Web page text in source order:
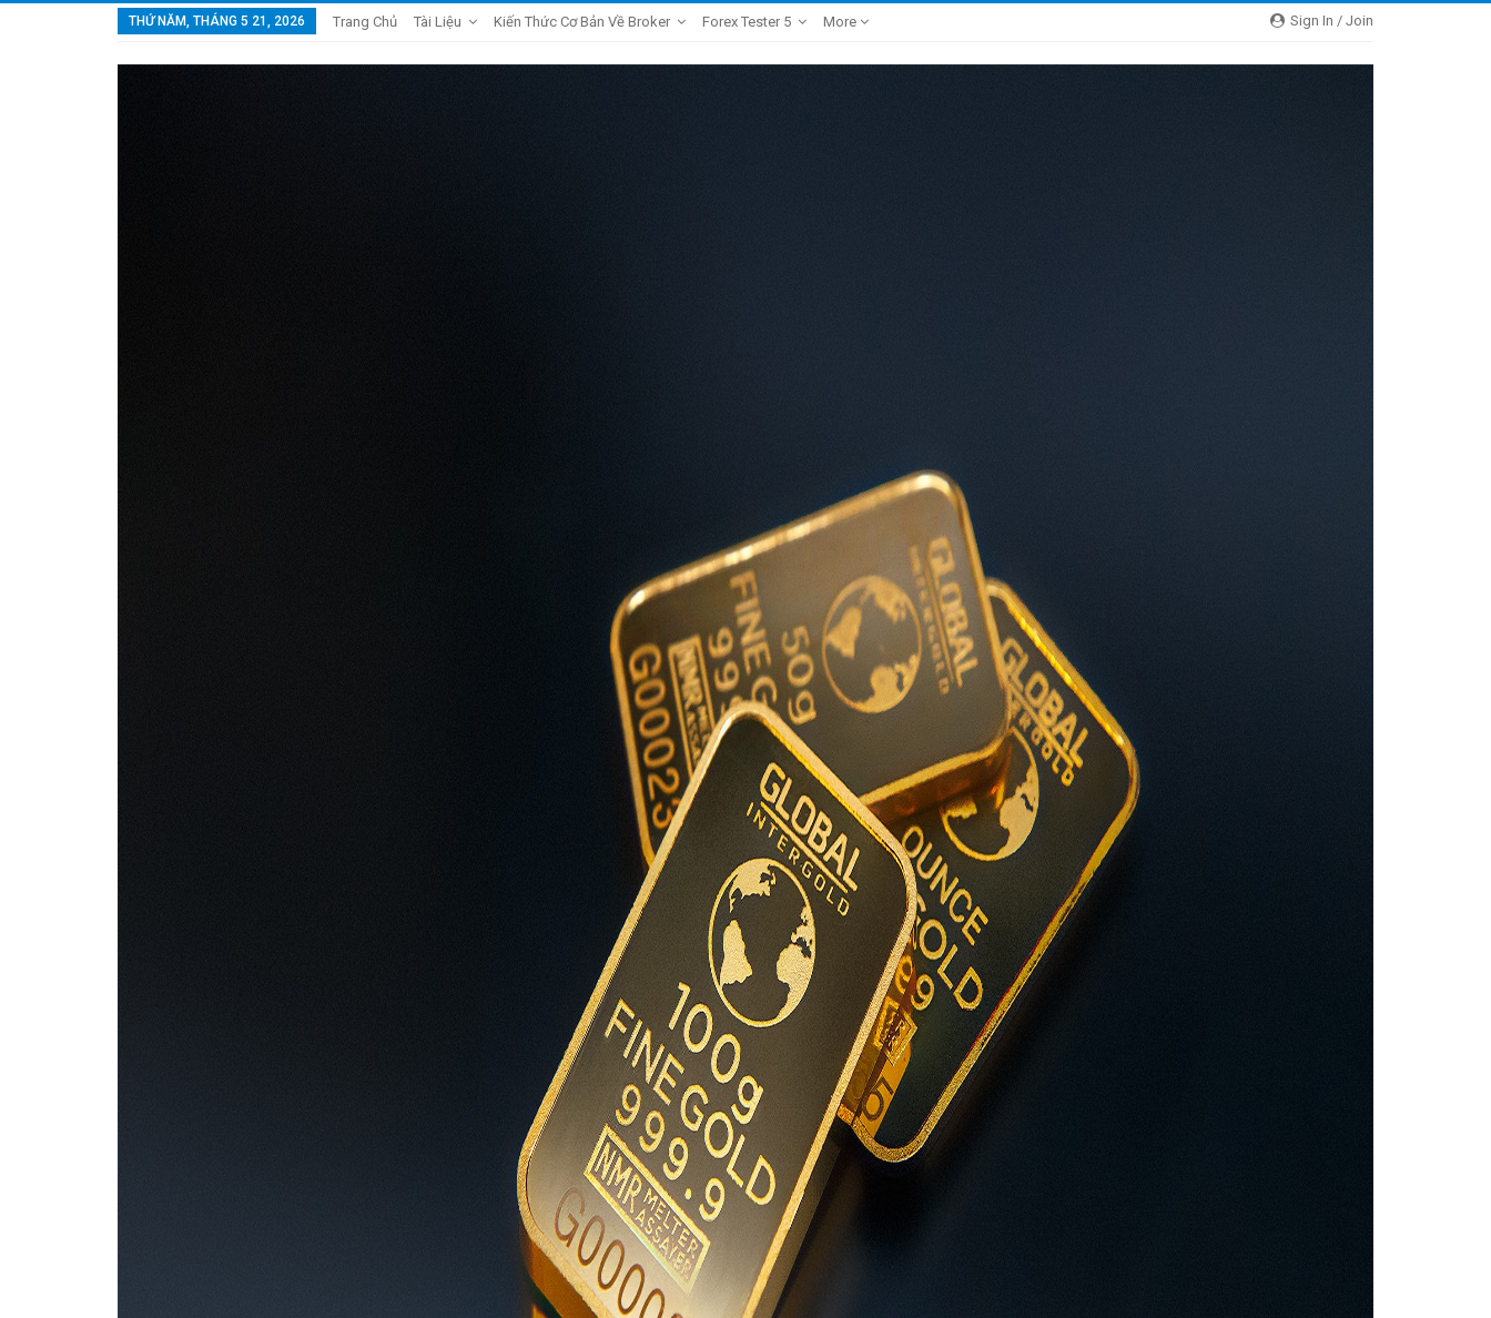
Sign In / Join
THỨ NĂM, THÁNG 5 21, 2026 Trang Chủ Tài Liệu Kiến Thức Cơ Bản Về Broker Forex Tester 5 More